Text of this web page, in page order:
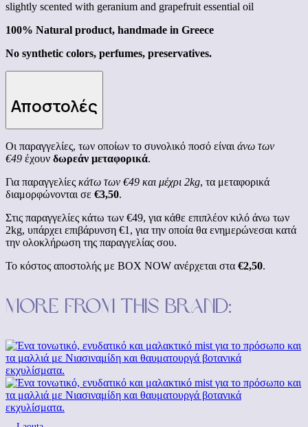
slightly scented with geranium and grapefruit essential oil
100% Natural product, handmade in Greece
No synthetic colors, perfumes, preservatives.
Αποστολές
Οι παραγγελίες, των οποίων το συνολικό ποσό είναι άνω των
€49 έχουν δωρεάν μεταφορικά.
Για παραγγελίες κάτω των €49 και μέχρι 2kg, τα μεταφορικά
διαμορφώνονται σε €3,50.
Στις παραγγελίες κάτω των €49, για κάθε επιπλέον κιλό άνω των
2kg, υπάρχει επιβάρυνση €1, για την οποία θα ενημερώνεσαι κατά
την ολοκλήρωση της παραγγελίας σου.
Το κόστος αποστολής με BOX NOW ανέρχεται στα €2,50.
More from this brand: